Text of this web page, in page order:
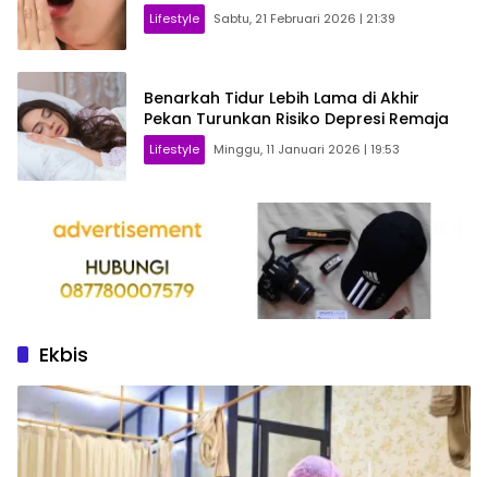
Lifestyle Sabtu, 21 Februari 2026 | 21:39
Benarkah Tidur Lebih Lama di Akhir
Pekan Turunkan Risiko Depresi Remaja
Lifestyle Minggu, 11 Januari 2026 | 19:53
Ekbis